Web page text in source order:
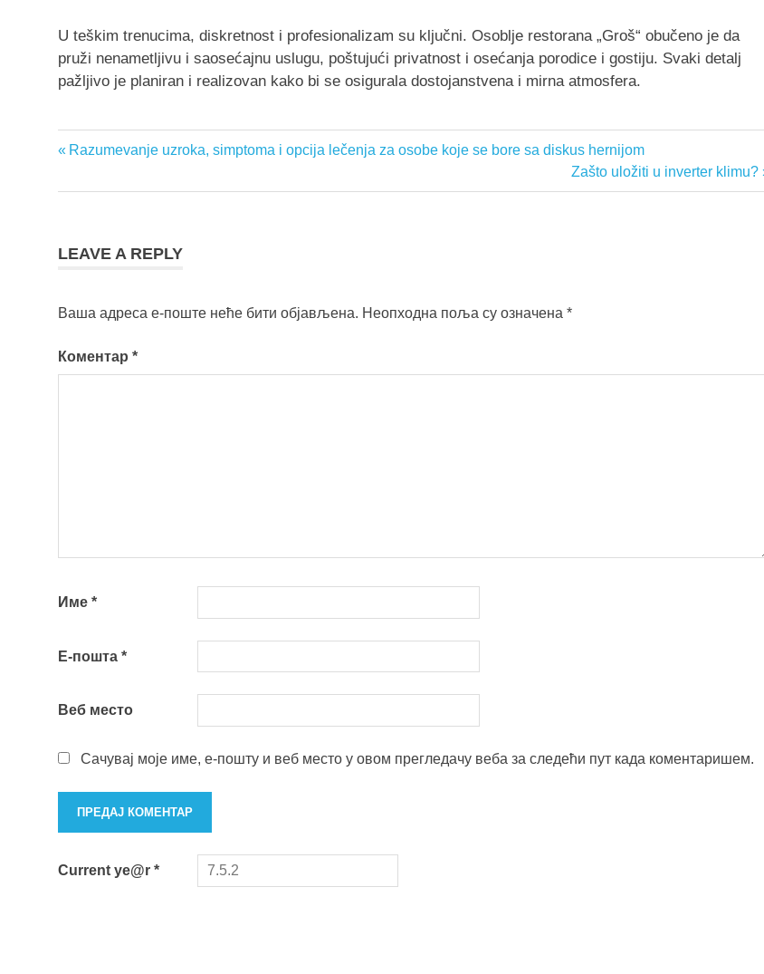
U teškim trenucima, diskretnost i profesionalizam su ključni. Osoblje restorana „Groš“ obučeno je da
pruži nenametljivu i saosećajnu uslugu, poštujući privatnost i osećanja porodice i gostiju. Svaki detalj
pažljivo je planiran i realizovan kako bi se osigurala dostojanstvena i mirna atmosfera.
restoran
lešće
Кретање
чланка
Previous
Razumevanje uzroka, simptoma i opcija lečenja za osobe koje se bore sa diskus hernijom
Next
Post:
Zašto uložiti u inverter klimu?
LEAVE A REPLY
Ваша адреса е-поште неће бити објављена. Неопходна поља су означена *
Коментар *
Име *
Е-пошта *
Веб место
Сачувај моје име, е-пошту и веб место у овом прегледачу веба за следећи пут када коментаришем.
Current ye@r *